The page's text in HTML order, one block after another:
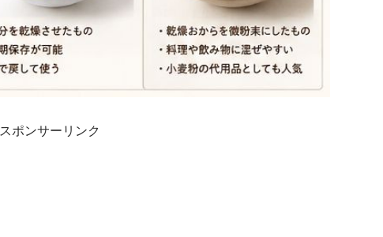
スポンサーリンク